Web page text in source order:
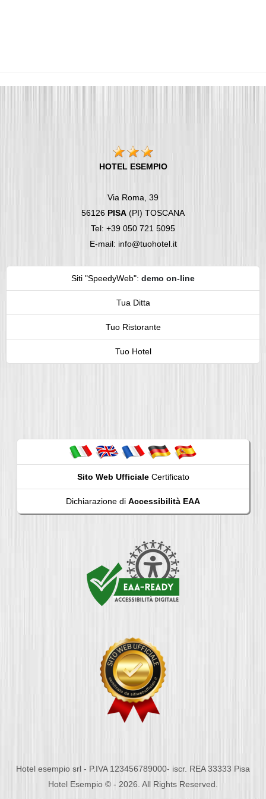
HOTEL ESEMPIO
Via Roma, 39
56126 PISA (PI) TOSCANA
Tel: +39 050 721 5095
E-mail: info@tuohotel.it
Siti "SpeedyWeb": demo on-line
Tua Ditta
Tuo Ristorante
Tuo Hotel
Sito Web UfficialeCertificato
Dichiarazione di Accessibilità EAA
Hotel esempio srl - P.IVA 123456789000- iscr. REA 33333 Pisa
Hotel Esempio © - 2026. All Rights Reserved.